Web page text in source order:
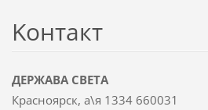
Koнтакт
ДЕРЖАВА СВЕТА
Красноярск, а\я 1334 660031